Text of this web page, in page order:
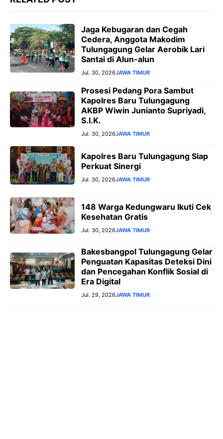
Jaga Kebugaran dan Cegah
Cedera, Anggota Makodim
Tulungagung Gelar Aerobik Lari
Santai di Alun-alun
Jul. 30, 2026JAWA TIMUR
Prosesi Pedang Pora Sambut
Kapolres Baru Tulungagung
AKBP Wiwin Junianto Supriyadi,
S.I.K.
Jul. 30, 2026JAWA TIMUR
Kapolres Baru Tulungagung Siap
Perkuat Sinergi
Jul. 30, 2026JAWA TIMUR
148 Warga Kedungwaru Ikuti Cek
Kesehatan Gratis
Jul. 30, 2026JAWA TIMUR
Bakesbangpol Tulungagung Gelar
Penguatan Kapasitas Deteksi Dini
dan Pencegahan Konflik Sosial di
Era Digital
Jul. 29, 2026JAWA TIMUR